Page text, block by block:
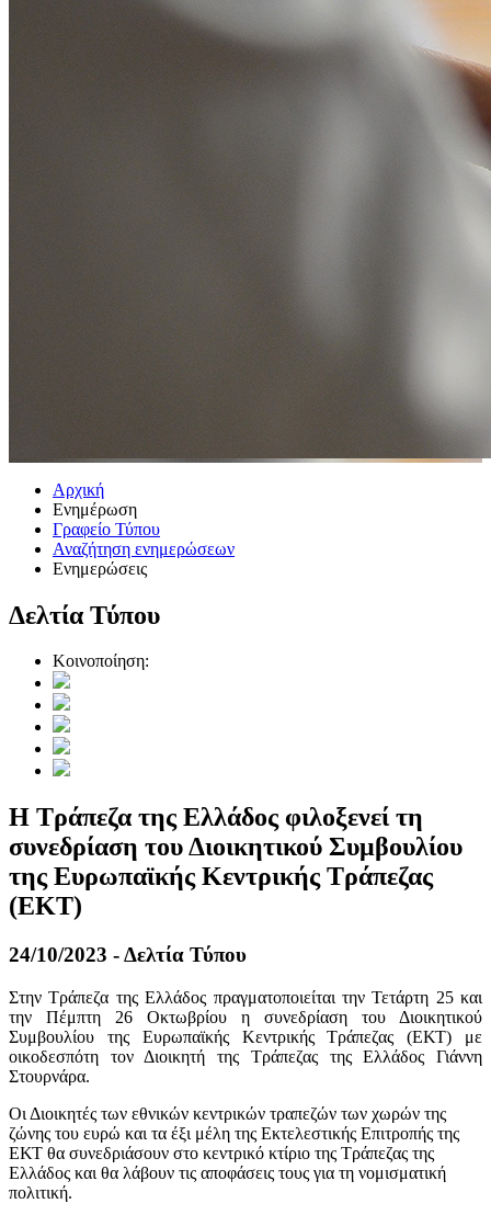
Αρχική
Ενημέρωση
Γραφείο Τύπου
Αναζήτηση ενημερώσεων
Ενημερώσεις
Δελτία Τύπου
Κοινοποίηση:
Η Τράπεζα της Ελλάδος φιλοξενεί τη
συνεδρίαση του Διοικητικού Συμβουλίου
της Ευρωπαϊκής Κεντρικής Τράπεζας
(ΕΚΤ)
24/10/2023 - Δελτία Τύπου
Στην Τράπεζα της Ελλάδος πραγματοποιείται την Τετάρτη 25 και
την Πέμπτη 26 Οκτωβρίου η συνεδρίαση του Διοικητικού
Συμβουλίου της Ευρωπαϊκής Κεντρικής Τράπεζας (ΕΚΤ) με
οικοδεσπότη τον Διοικητή της Τράπεζας της Ελλάδος Γιάννη
Στουρνάρα.
Οι Διοικητές των εθνικών κεντρικών τραπεζών των χωρών της
ζώνης του ευρώ και τα έξι μέλη της Εκτελεστικής Επιτροπής της
ΕΚΤ θα συνεδριάσουν στο κεντρικό κτίριο της Τράπεζας της
Ελλάδος και θα λάβουν τις αποφάσεις τους για τη νομισματική
πολιτική.